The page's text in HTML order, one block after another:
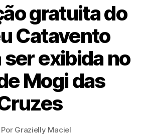
gratuita do
Catavento
exibida no
Mogi das
Por Grazielly Maciel